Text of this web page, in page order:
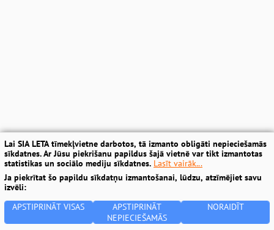
Lai SIA LETA tīmekļvietne darbotos, tā izmanto obligāti nepieciešamās
sīkdatnes. Ar Jūsu piekrišanu papildus šajā vietnē var tikt izmantotas
statistikas un sociālo mediju sīkdatnes. Lasīt vairāk...
Ja piekrītat šo papildu sīkdatņu izmantošanai, lūdzu, atzīmējiet savu
izvēli:
APSTIPRINĀT VISAS
APSTIPRINĀT
NEPIECIEŠAMĀS
NORAIDĪT